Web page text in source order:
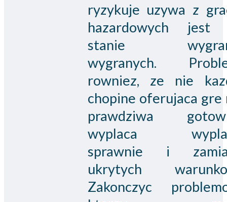
ryzykuje uzywa z
hazardowych jest
stanie
wygranych.
rowniez, ze nie
chopine oferujaca gre
prawdziwa
wyplaca
sprawnie i
ukrytych
Zakonczyc